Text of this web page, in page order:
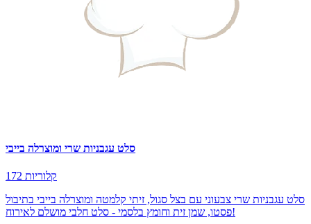
סלט עגבניות שרי ומוצרלה בייבי
172 קלוריות
סלט עגבניות שרי צבעוני עם בצל סגול, זיתי קלמטה ומוצרלה בייבי בתיבול
פסטו, שמן זית וחומץ בלסמי - סלט חלבי מושלם לאירוח!